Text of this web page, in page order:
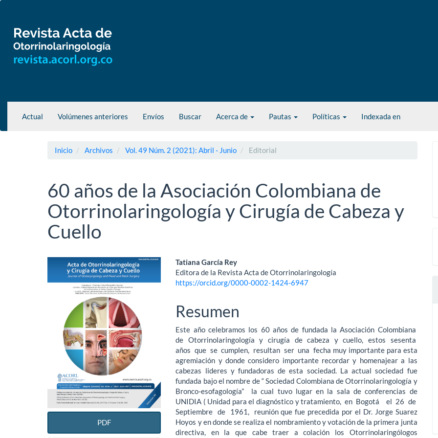
principal
Barra
lateral
Actual Volúmenes anteriores Envíos Buscar Acerca de Pautas Políticas Indexada en
Inicio Archivos Vol. 49 Núm. 2 (2021): Abril - Junio Editorial
60 años de la Asociación Colombiana de
Otorrinolaringología y Cirugía de Cabeza y
Cuello
Barra
lateral
artículo
PDF
Contenido
principal
artículo
Tatiana García Rey
Editora de la Revista Acta de Otorrinolaringología
https://orcid.org/0000-0002-1424-6947
Resumen
Este año celebramos los 60 años de fundada la Asociación Colombiana
de Otorrinolaringología y cirugía de cabeza y cuello, estos sesenta
años que se cumplen, resultan ser una fecha muy importante para esta
agremiación y donde considero importante recordar y homenajear a las
cabezas lideres y fundadoras de esta sociedad. La actual sociedad fue
fundada bajo el nombre de “ Sociedad Colombiana de Otorrinolaringología y
Bronco-esofagología” la cual tuvo lugar en la sala de conferencias de
UNIDIA ( Unidad para el diagnóstico y tratamiento, en Bogotá el 26 de
Septiembre de 1961, reunión que fue precedida por el Dr. Jorge Suarez
Hoyos y en donde se realiza el nombramiento y votación de la primera junta
directiva, en la que cabe traer a colación los Otorrinolaringólogos